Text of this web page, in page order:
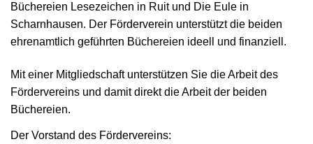
Büchereien Lesezeichen in Ruit und Die Eule in
Scharnhausen. Der Förderverein unterstützt die beiden
ehrenamtlich geführten Büchereien ideell und finanziell.
Mit einer Mitgliedschaft unterstützen Sie die Arbeit des
Fördervereins und damit direkt die Arbeit der beiden
Büchereien.
Der Vorstand des Fördervereins: